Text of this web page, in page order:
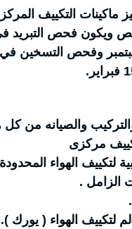
ماكينات التكييف
إلى 15 سبتمبر وفحص
والتركيب والصيانه من
مركزى
لتكييف الهواء
الزامل .
لتكييف الهواء ( يورك ).